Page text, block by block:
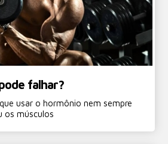
falhar?
usar o hormônio nem sempre
os músculos